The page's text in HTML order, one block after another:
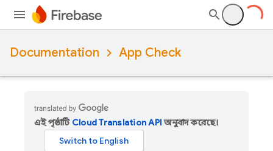
Documentation App Check
এই পৃষ্ঠাটি Cloud Translation APIঅনুবাদ করেছে।